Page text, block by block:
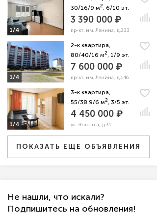
1/4
30/16/9 м2, 6/10 эт.
3 390 000 ₽
пр-кт. им. Ленина, д.333
1/4
2-к квартира,
80/40/16 м2, 1/9 эт.
7 600 000 ₽
пр-кт. им. Ленина, д.146
1/4
3-к квартира,
55/38.9/6 м2, 3/5 эт.
4 450 000 ₽
ул. Энгельса, д.31
ПОКАЗАТЬ ЕЩЕ ОБЪЯВЛЕНИЯ
Не нашли, что искали?
Подпишитесь на обновления!